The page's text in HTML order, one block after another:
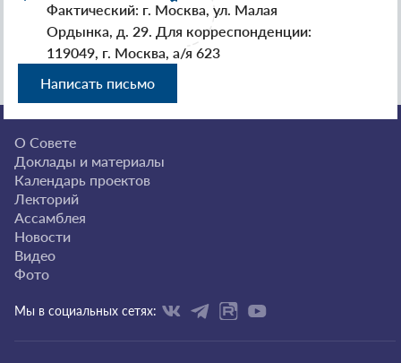
Фактический: г. Москва, ул. Малая
Ордынка, д. 29. Для корреспонденции:
119049, г. Москва, а/я 623
Написать письмо
О Совете
Доклады и материалы
Календарь проектов
Лекторий
Ассамблея
Новости
Видео
Фото
Мы в социальных сетях: